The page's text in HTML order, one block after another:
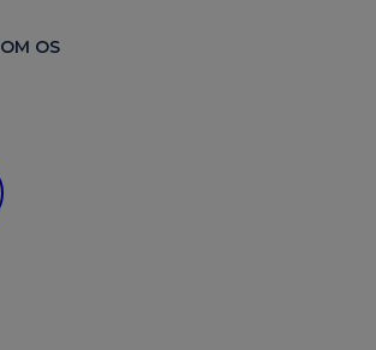
OM OS